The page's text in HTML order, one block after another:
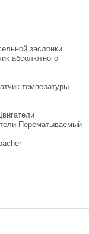
заслонки
абсолютного
температуры
Перематываемый